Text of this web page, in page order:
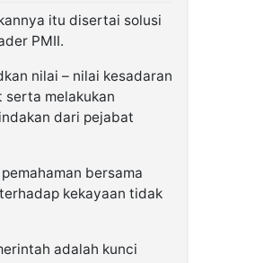
itu disertai solusi
PMII.
nilai – nilai kesadaran
serta melakukan
dari pejabat
bersama
kekayaan tidak
adalah kunci